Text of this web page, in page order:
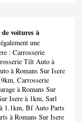
voitures à
une
: Carrosserie
Tilt Auto à
à Romans Sur Isere
Carrosserie
à Romans Sur
Isere à 1km, Sarl
1.1km, Bf Auto Parts
à Romans Sur Isere